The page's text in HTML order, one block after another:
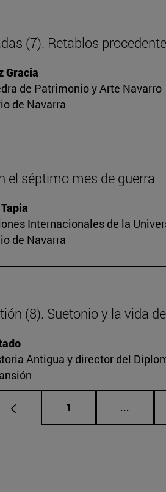
(7). Retablos
Gracia
de Patrimonio y Arte Navarro
de Navarra
el séptimo mes de guerra
Internacionales de la
de Navarra
(8). Suetonio y la vida
Antigua y director del
Página
1 ...